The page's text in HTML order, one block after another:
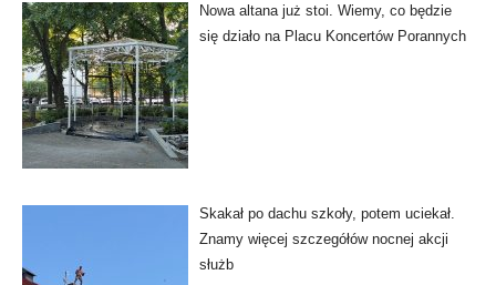
Nowa altana już stoi. Wiemy, co będzie
się działo na Placu Koncertów Porannych
Skakał po dachu szkoły, potem uciekał.
Znamy więcej szczegółów nocnej akcji
służb